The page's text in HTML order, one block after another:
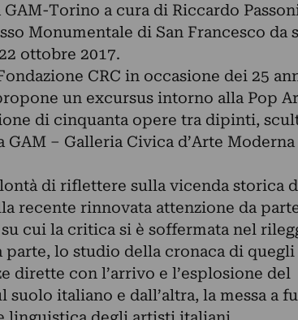
Torino a cura di Riccardo
Monumentale di San Francesco da
ottobre 2017.
CRC in occasione dei 25
un excursus intorno alla Pop
di cinquanta opere tra dipinti,
– Galleria Civica d’Arte Moderna
di riflettere sulla vicenda storica
recente rinnovata attenzione da
cui la critica si è soffermata nel
lo studio della cronaca di quegli
dirette con l’arrivo e l’esplosione del
italiano e dall’altra, la messa a